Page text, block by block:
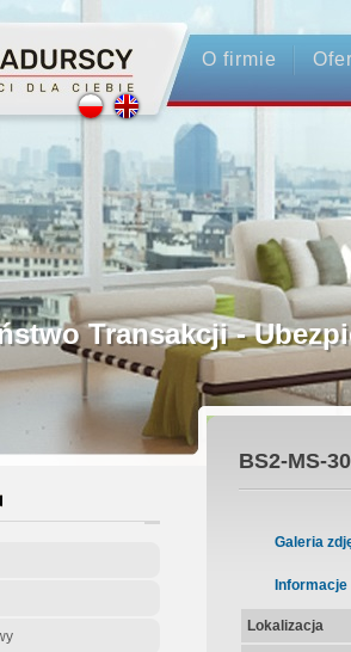
O firmie
Pośrednictwo
Transakcji -
Pośrednicy
Zwrotu Zadatku
Umowa
BS2-MS-
Galeria
Informacje
Lokalizacja